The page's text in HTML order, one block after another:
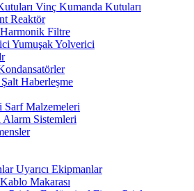
Vinç Kumanda Kutuları
Reaktör
Harmonik Filtre
Yumuşak Yolverici
Şalt Haberleşme
Sarf Malzemeleri
Alarm Sistemleri
Uyarıcı Ekipmanlar
Kablo Makarası